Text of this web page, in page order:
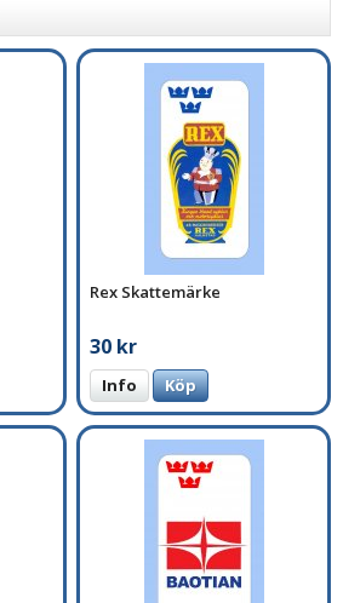
Rex Skattemärke
30 kr
Info Köp